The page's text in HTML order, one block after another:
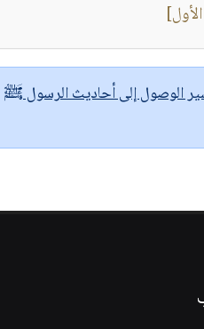
الوصول إلى أحاديث الرسول ﷺ